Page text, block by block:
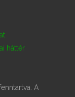
háttér
A